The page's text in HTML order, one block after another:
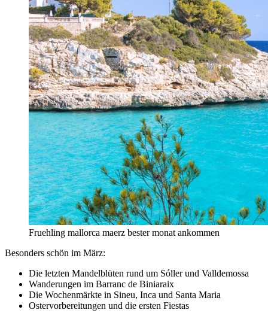
Fruehling mallorca maerz bester monat ankommen
Besonders schön im März:
Die letzten Mandelblüten rund um Sóller und Valldemossa
Wanderungen im Barranc de Biniaraix
Die Wochenmärkte in Sineu, Inca und Santa Maria
Ostervorbereitungen und die ersten Fiestas